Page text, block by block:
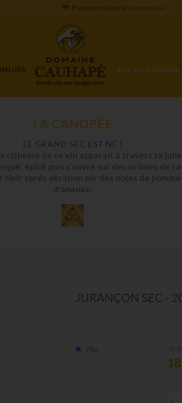
SITE DU DOMAINE
LA CANOPÉE
LE GRAND SEC EST NÉ !
richesse de ce vin apparait à travers sa
épicé puis s'ouvre sur des arômes de
finir après aération sur des notes de
d'ananas.
JURANÇON SEC -
75cl